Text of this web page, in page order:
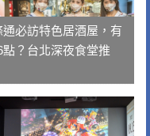
必訪特色居酒屋，有
？台北深夜食堂推